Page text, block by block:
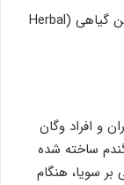
منابع غذایی معروف که حاوی مقدار زیادی پروتئین گیاهی (Herbal
و افراد وگان
ساخته شده
سویا، هنگام